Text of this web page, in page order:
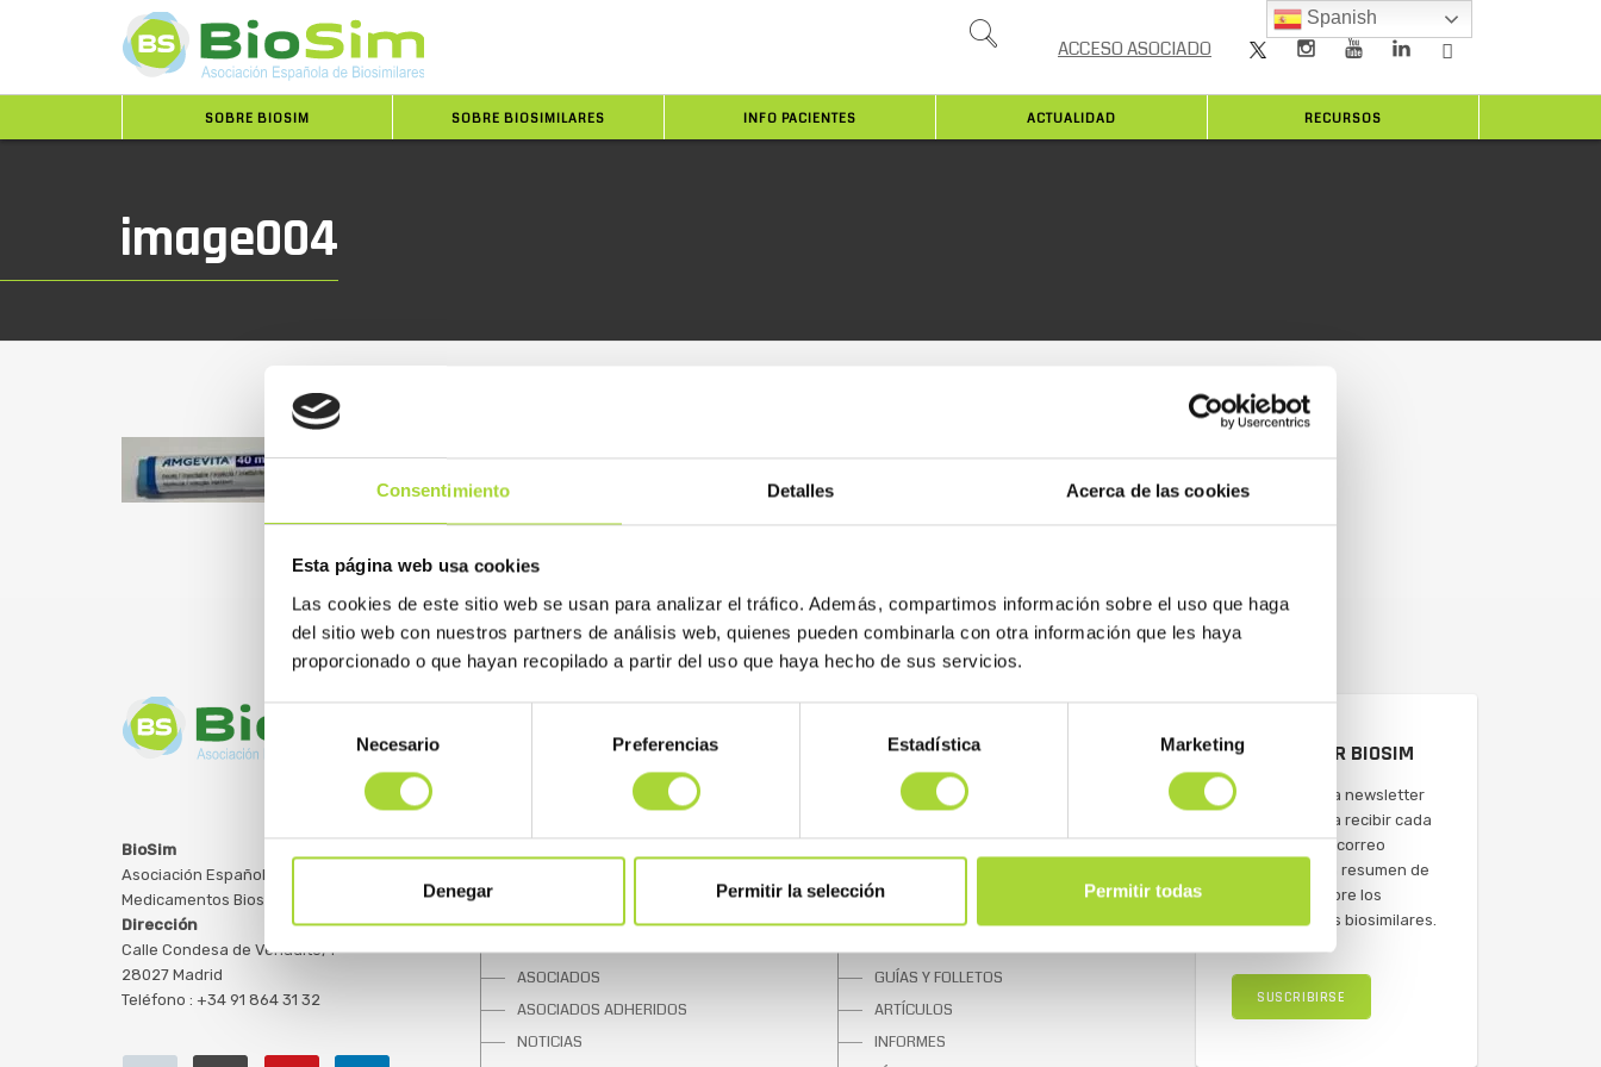
Consentimiento Detalles Acerca de las cookies
Esta página web usa cookies
Las cookies de este sitio web se usan para analizar el tráfico. Además, compartimos información sobre el uso que haga
del sitio web con nuestros partners de análisis web, quienes pueden combinarla con otra información que les haya
proporcionado o que hayan recopilado a partir del uso que haya hecho de sus servicios.
Selección
de
consentimiento
Necesario Preferencias Estadística Marketing
Denegar Permitir la selección Permitir todas
SOBRE BIOSIM SOBRE BIOSIMILARES INFO PACIENTES ACTUALIDAD RECURSOS
ACCESO ASOCIADO
image004
BioSim
Asociación Española de
Medicamentos Biosimilares
Dirección
Calle Condesa de Venadito, 1
28027 Madrid
Teléfono : +34 91 864 31 32
ASOCIADOS
ASOCIADOS ADHERIDOS
NOTICIAS
SOBRE LOS BIOSIMILARES
GUÍAS Y FOLLETOS
ARTÍCULOS
INFORMES
NEWSLETTER BIOSIM
Suscríbete a la newsletter
de BioSim para recibir cada
semana en tu correo
electrónico un resumen de
actualidad sobre los
medicamentos biosimilares.
SUSCRIBIRSE
Spanish